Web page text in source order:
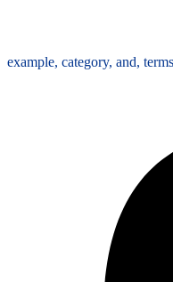
example, category, and, terms